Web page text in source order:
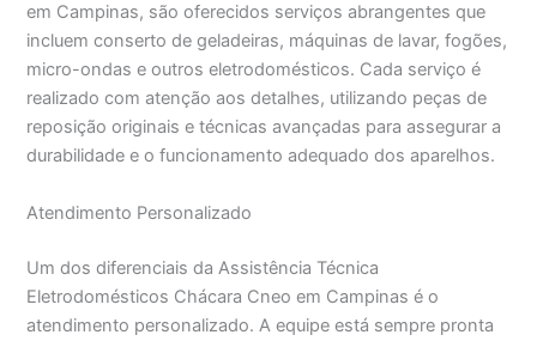
em Campinas, são oferecidos serviços abrangentes que
incluem conserto de geladeiras, máquinas de lavar, fogões,
micro-ondas e outros eletrodomésticos. Cada serviço é
realizado com atenção aos detalhes, utilizando peças de
reposição originais e técnicas avançadas para assegurar a
durabilidade e o funcionamento adequado dos aparelhos.
Atendimento Personalizado
Um dos diferenciais da Assistência Técnica
Eletrodomésticos Chácara Cneo em Campinas é o
atendimento personalizado. A equipe está sempre pronta